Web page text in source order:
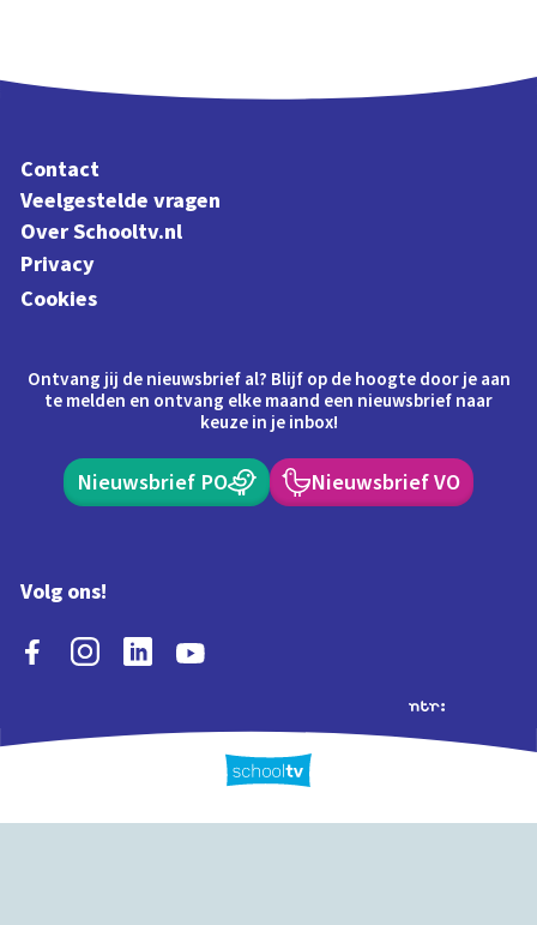
Contact
Veelgestelde vragen
Over Schooltv.nl
Privacy
Cookies
Ontvang jij de nieuwsbrief al? Blijf op de hoogte door je aan
te melden en ontvang elke maand een nieuwsbrief naar
keuze in je inbox!
Nieuwsbrief PO Nieuwsbrief VO
Volg ons!